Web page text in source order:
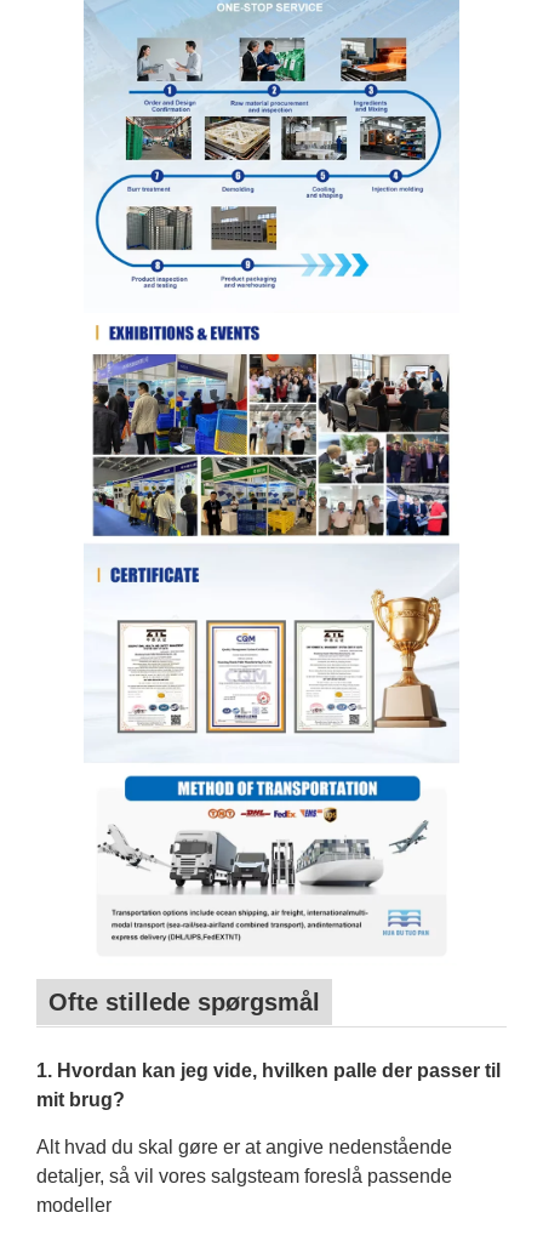
Ofte stillede spørgsmål
1. Hvordan kan jeg vide, hvilken palle der passer til
mit brug?
Alt hvad du skal gøre er at angive nedenstående
detaljer, så vil vores salgsteam foreslå passende
modeller